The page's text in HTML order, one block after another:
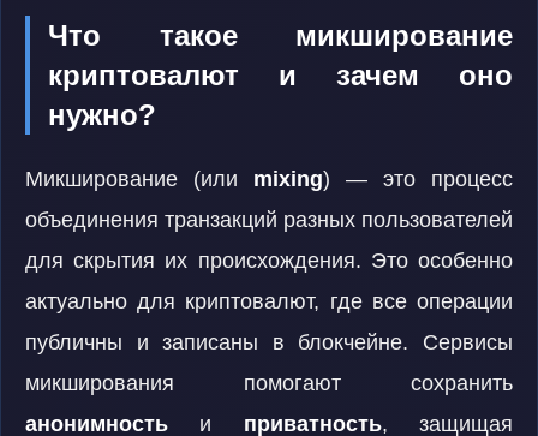
Что такое микширование
криптовалют и зачем оно
нужно?
Микширование (или mixing) — это процесс
объединения транзакций разных пользователей
для скрытия их происхождения. Это особенно
актуально для криптовалют, где все операции
публичны и записаны в блокчейне. Сервисы
микширования помогают сохранить
анонимность и приватность, защищая